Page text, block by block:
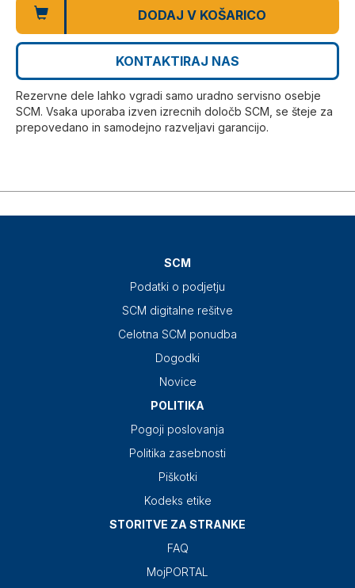
DODAJ V KOŠARICO
KONTAKTIRAJ NAS
Rezervne dele lahko vgradi samo uradno servisno osebje
SCM. Vsaka uporaba izven izrecnih določb SCM, se šteje za
prepovedano in samodejno razveljavi garancijo.
SCM
Podatki o podjetju
SCM digitalne rešitve
Celotna SCM ponudba
Dogodki
Novice
POLITIKA
Pogoji poslovanja
Politika zasebnosti
Piškotki
Kodeks etike
STORITVE ZA STRANKE
FAQ
MojPORTAL